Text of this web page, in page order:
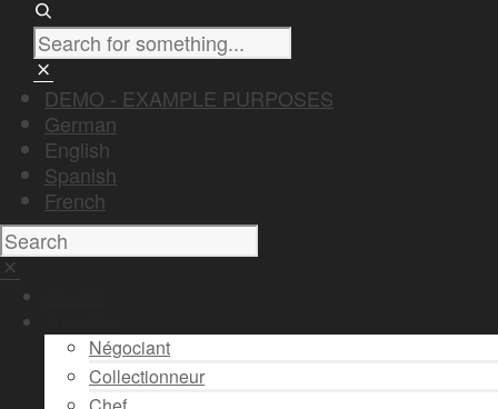
DEMO - EXAMPLE PURPOSES
German
English
Spanish
French
Négociant
Collectionneur